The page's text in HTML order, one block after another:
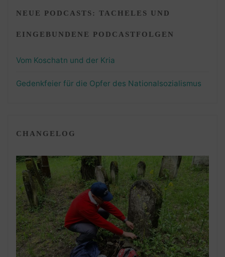
NEUE PODCASTS: TACHELES UND
EINGEBUNDENE PODCASTFOLGEN
Vom Koschatn und der Kria
Gedenkfeier für die Opfer des Nationalsozialismus
CHANGELOG